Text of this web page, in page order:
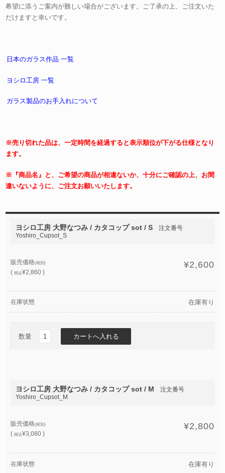
希望に添うご案内が難しい場合がございます。ご了承の上、ご注文いた
だけますと幸いです。
日本のガラス作品 一覧
ヨシロ工房 一覧
ガラス製品のお手入れについて
※売り切れた品は、一定時間を経過すると表示順位が下がる仕様となり
ます。
※『商品名』と、ご希望の商品が相違ないか、十分にご確認の上、お間
違いないように、ご注文お願いいたします。
ヨシロ工房 大野なつみ / カタコップ sot / S
注文番号
Yoshiro_Cupsot_S
販売価格(税別)
(税込¥2,860 )
¥2,600
在庫状態 在庫有り
数量
ヨシロ工房 大野なつみ / カタコップ sot / M
注文番号
Yoshiro_Cupsot_M
販売価格(税別)
(税込¥3,080 )
¥2,800
在庫状態 在庫有り